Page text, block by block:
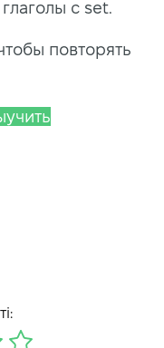
с set.
повторять